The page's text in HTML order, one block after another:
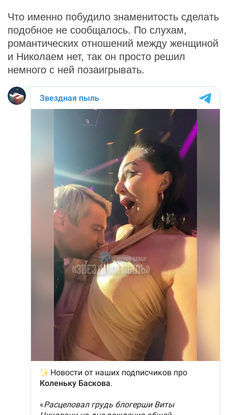
Что именно побудило знаменитость сделать
подобное не сообщалось. По слухам,
романтических отношений между женщиной
и Николаем нет, так он просто решил
немного с ней позаигрывать.